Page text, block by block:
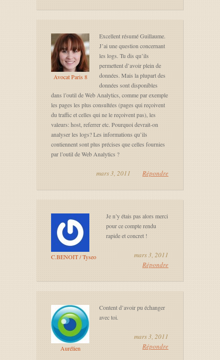
Avocat Paris 8
Excellent résumé Guillaume.
J’ai une question concernant
les logs. Tu dis qu’ils
permettent d’avoir plein de
données. Mais la plupart des
données sont disponibles
dans l’outil de Web Analytics, comme par exemple
les pages les plus consultées (pages qui reçoivent
du traffic et celles qui ne le reçoivent pas), les
valeurs: host, referrer etc. Pourquoi devrait-on
analyser les logs? Les informations qu’ils
contiennent sont plus précises que celles fournies
par l’outil de Web Analytics ?
mars 3, 2011 Répondre
C.BENOIT / Tyseo
Je n’y étais pas alors merci
pour ce compte rendu
rapide et concret !
mars 3, 2011
Répondre
Aurélien
Content d’avoir pu échanger
avec toi.
mars 3, 2011
Répondre